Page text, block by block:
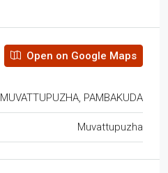
Open on Google Maps
MUVATTUPUZHA, PAMBAKUDA
Muvattupuzha